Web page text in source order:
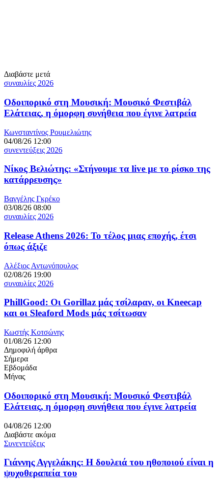
Διαβάστε μετά
συναυλίες 2026
Οδοιπορικό στη Μουσική: Μουσικό Φεστιβάλ
Ελάτειας, η όμορφη συνήθεια που έγινε λατρεία
Κωνσταντίνος Ρουμελιώτης
04/08/26 12:00
συνεντεύξεις 2026
Νίκος Βελιώτης: «Στήνουμε τα live με το ρίσκο της
κατάρρευσης»
Βαγγέλης Γκρέκο
03/08/26 08:00
συναυλίες 2026
Release Athens 2026: Το τέλος μιας εποχής, έτσι
όπως άξιζε
Αλέξιος Αντωνόπουλος
02/08/26 19:00
συναυλίες 2026
PhillGood: Οι Gorillaz μάς τσίλαραν, οι Kneecap
και οι Sleaford Mods μάς τσίτωσαν
Κωστής Κοτσώνης
01/08/26 12:00
Δημοφιλή άρθρα
Σήμερα
Εβδομάδα
Μήνας
Οδοιπορικό στη Μουσική: Μουσικό Φεστιβάλ
Ελάτειας, η όμορφη συνήθεια που έγινε λατρεία
04/08/26 12:00
Διαβάστε ακόμα
Συνεντεύξεις
Γιάννης Αγγελάκης: Η δουλειά του ηθοποιού είναι η
ψυχοθεραπεία του